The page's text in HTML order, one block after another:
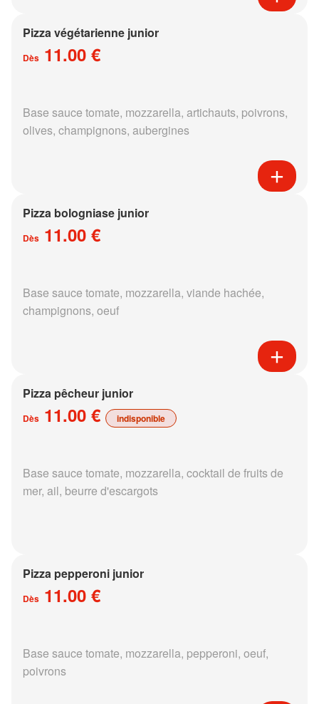
Pizza végétarienne junior
Dès 11.00 €
Base sauce tomate, mozzarella, artichauts, poivrons,
olives, champignons, aubergines
Pizza bologniase junior
Dès 11.00 €
Base sauce tomate, mozzarella, viande hachée,
champignons, oeuf
Pizza pêcheur junior
Dès 11.00 € indisponible
Base sauce tomate, mozzarella, cocktail de fruits de
mer, ail, beurre d'escargots
Pizza pepperoni junior
Dès 11.00 €
Base sauce tomate, mozzarella, pepperoni, oeuf,
poivrons